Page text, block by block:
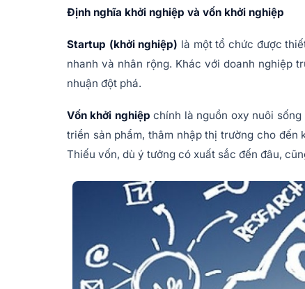
Định nghĩa khởi nghiệp và vốn khởi nghiệp
Startup (khởi nghiệp) là một tổ chức được
nhanh và nhân rộng. Khác với doanh nghiệp
nhuận đột phá.
Vốn khởi nghiệp chính là nguồn oxy nuôi
triển sản phẩm, thâm nhập thị trường cho
Thiếu vốn, dù ý tưởng có xuất sắc đến đâu,